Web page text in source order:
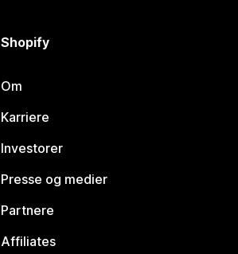
Shopify
Om
Karriere
Investorer
Presse og medier
Partnere
Affiliates